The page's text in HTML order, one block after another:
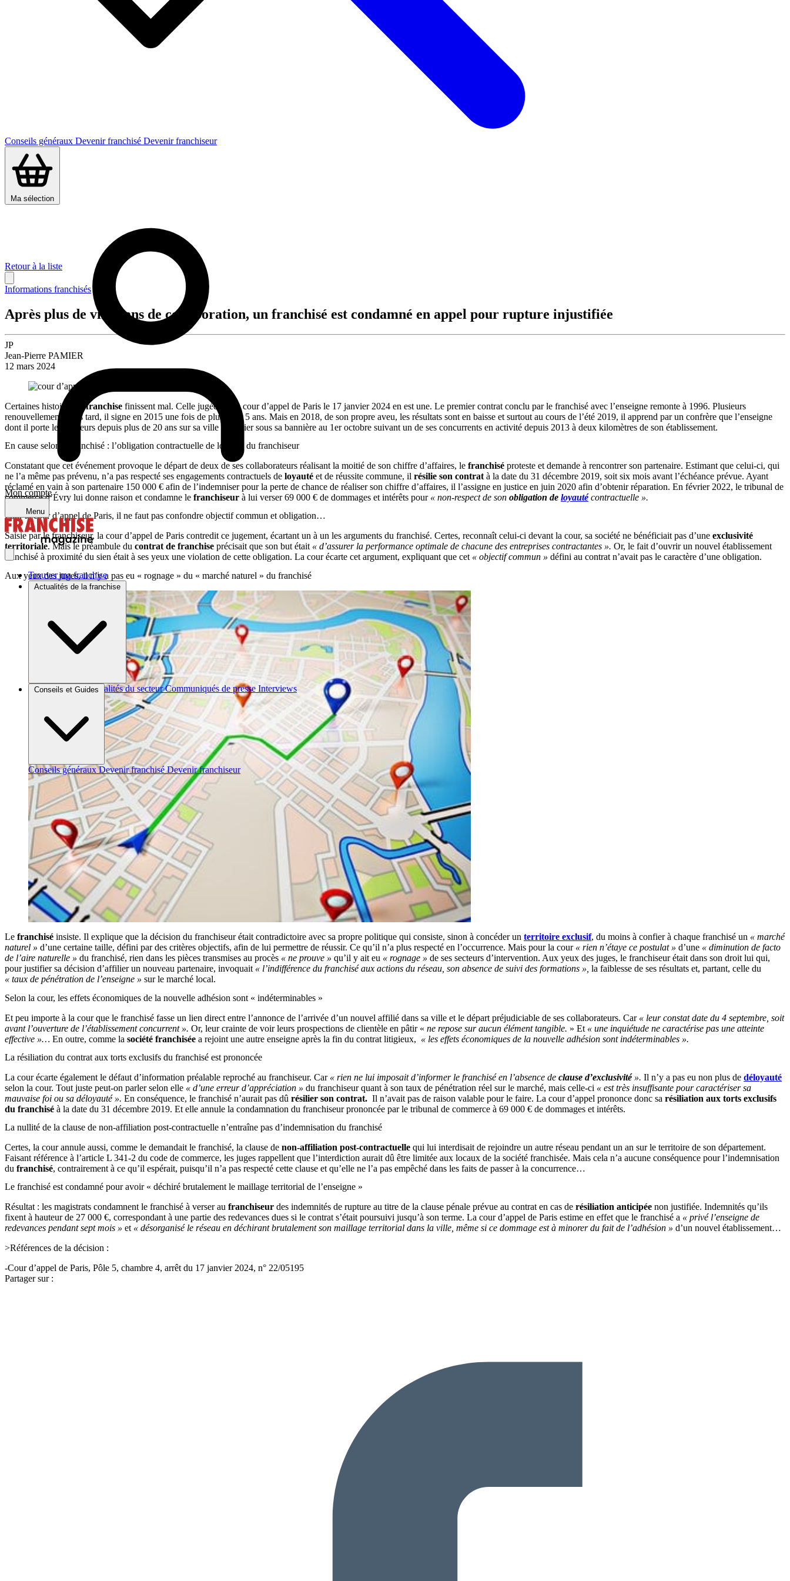
Conseils généraux Devenir franchisé Devenir franchiseur
Ma sélection
Mon compte
Menu
Trouver ma franchise
Actualités de la franchise
Brèves et actus Actualités du secteur Communiqués de presse Interviews
Conseils et Guides
Conseils généraux Devenir franchisé Devenir franchiseur
Retour à la liste
Informations franchisés
Après plus de vingt ans de collaboration, un franchisé est condamné en appel pour rupture injustifiée
JP
Jean-Pierre PAMIER
12 mars 2024
Certaines histoires defranchise finissent mal. Celle jugée par la cour d’appel de Paris le 17 janvier 2024 en est une. Le premier contrat conclu par le franchisé avec l’enseigne remonte à 1996. Plusieurs
renouvellements plus tard, il signe en 2015 une fois de plus pour 5 ans. Mais en 2018, de son propre aveu, les résultats sont en baisse et surtout au cours de l’été 2019, il apprend par un confrère que l’enseigne
dont il porte les couleurs depuis plus de 20 ans sur sa ville va rallier sous sa bannière au 1er octobre suivant un de ses concurrents en activité depuis 2013 à deux kilomètres de son établissement.
En cause selon le franchisé : l’obligation contractuelle de loyauté du franchiseur
Constatant que cet événement provoque le départ de deux de ses collaborateurs réalisant la moitié de son chiffre d’affaires, le franchisé proteste et demande à rencontrer son partenaire. Estimant que celui-ci, qui
ne l’a même pas prévenu, n’a pas respecté ses engagements contractuels de loyauté et de réussite commune, il résilie son contrat à la date du 31 décembre 2019, soit six mois avant l’échéance prévue. Ayant
réclamé en vain à son partenaire 150 000 € afin de l’indemniser pour la perte de chance de réaliser son chiffre d’affaires, il l’assigne en justice en juin 2020 afin d’obtenir réparation. En février 2022, le tribunal de
commerce d’Évry lui donne raison et condamne le franchiseur à lui verser 69 000 € de dommages et intérêts pour « non-respect de son obligation de loyautécontractuelle ».
Pour la cour d’appel de Paris, il ne faut pas confondre objectif commun et obligation…
Saisie par le franchiseur, la cour d’appel de Paris contredit ce jugement, écartant un à un les arguments du franchisé. Certes, reconnaît celui-ci devant la cour, sa société ne bénéficiait pas d’une exclusivité
territoriale. Mais le préambule du contrat de franchise précisait que son but était « d’assurer la performance optimale de chacune des entreprises contractantes ». Or, le fait d’ouvrir un nouvel établissement
franchisé à proximité du sien était à ses yeux une violation de cette obligation. La cour écarte cet argument, expliquant que cet « objectif commun » défini au contrat n’avait pas le caractère d’une obligation.
Aux yeux des juges, il n’y a pas eu « rognage » du « marché naturel » du franchisé
Le franchisé insiste. Il explique que la décision du franchiseur était contradictoire avec sa propre politique qui consiste, sinon à concéder un territoire exclusif, du moins à confier à chaque franchisé un « marché
naturel » d’une certaine taille, défini par des critères objectifs, afin de lui permettre de réussir. Ce qu’il n’a plus respecté en l’occurrence. Mais pour la cour « rien n’étaye ce postulat » d’une « diminution de facto
de l’aire naturelle » du franchisé, rien dans les pièces transmises au procès « ne prouve » qu’il y ait eu « rognage » de ses secteurs d’intervention. Aux yeux des juges, le franchiseur était dans son droit lui qui,
pour justifier sa décision d’affilier un nouveau partenaire, invoquait « l’indifférence du franchisé aux actions du réseau, son absence de suivi des formations », la faiblesse de ses résultats et, partant, celle du
« taux de pénétration de l’enseigne » sur le marché local.
Selon la cour, les effets économiques de la nouvelle adhésion sont « indéterminables »
Et peu importe à la cour que le franchisé fasse un lien direct entre l’annonce de l’arrivée d’un nouvel affilié dans sa ville et le départ préjudiciable de ses collaborateurs. Car « leur constat date du 4 septembre, soit
avant l’ouverture de l’établissement concurrent ». Or, leur crainte de voir leurs prospections de clientèle en pâtir « ne repose sur aucun élément tangible. » Et « une inquiétude ne caractérise pas une atteinte
effective »… En outre, comme la société franchisée a rejoint une autre enseigne après la fin du contrat litigieux, « les effets économiques de la nouvelle adhésion sont indéterminables ».
La résiliation du contrat aux torts exclusifs du franchisé est prononcée
La cour écarte également le défaut d’information préalable reproché au franchiseur. Car « rien ne lui imposait d’informer le franchisé en l’absence de clause d’exclusivité ». Il n’y a pas eu non plus de déloyauté
selon la cour. Tout juste peut-on parler selon elle « d’une erreur d’appréciation » du franchiseur quant à son taux de pénétration réel sur le marché, mais celle-ci « est très insuffisante pour caractériser sa
mauvaise foi ou sa déloyauté ». En conséquence, le franchisé n’aurait pas dû résilier son contrat. Il n’avait pas de raison valable pour le faire. La cour d’appel prononce donc sa résiliation aux torts exclusifs
du franchisé à la date du 31 décembre 2019. Et elle annule la condamnation du franchiseur prononcée par le tribunal de commerce à 69 000 € de dommages et intérêts.
La nullité de la clause de non-affiliation post-contractuelle n’entraîne pas d’indemnisation du franchisé
Certes, la cour annule aussi, comme le demandait le franchisé, la clause de non-affiliation post-contractuelle qui lui interdisait de rejoindre un autre réseau pendant un an sur le territoire de son département.
Faisant référence à l’article L 341-2 du code de commerce, les juges rappellent que l’interdiction aurait dû être limitée aux locaux de la société franchisée. Mais cela n’a aucune conséquence pour l’indemnisation
du franchisé, contrairement à ce qu’il espérait, puisqu’il n’a pas respecté cette clause et qu’elle ne l’a pas empêché dans les faits de passer à la concurrence…
Le franchisé est condamné pour avoir « déchiré brutalement le maillage territorial de l’enseigne »
Résultat : les magistrats condamnent le franchisé à verser au franchiseur des indemnités de rupture au titre de la clause pénale prévue au contrat en cas de résiliation anticipée non justifiée. Indemnités qu’ils
fixent à hauteur de 27 000 €, correspondant à une partie des redevances dues si le contrat s’était poursuivi jusqu’à son terme. La cour d’appel de Paris estime en effet que le franchisé a « privé l’enseigne de
redevances pendant sept mois » et « désorganisé le réseau en déchirant brutalement son maillage territorial dans la ville, même si ce dommage est à minorer du fait de l’adhésion » d’un nouvel établissement…
>Références de la décision :
-Cour d’appel de Paris, Pôle 5, chambre 4, arrêt du 17 janvier 2024, n° 22/05195
Partager sur :